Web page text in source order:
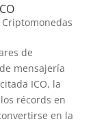
Criptomonedas
de
mensajería
ICO, la
récords en
en la